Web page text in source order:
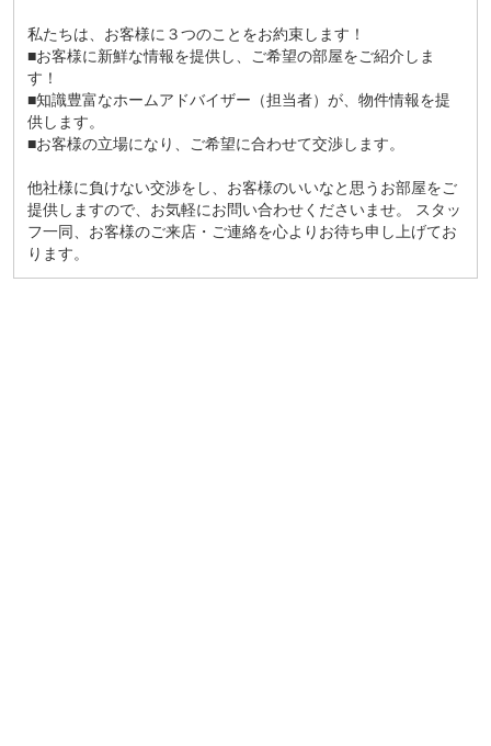
私たちは、お客様に３つのことをお約束します！
■お客様に新鮮な情報を提供し、ご希望の部屋をご紹介しま
す！
■知識豊富なホームアドバイザー（担当者）が、物件情報を提
供します。
■お客様の立場になり、ご希望に合わせて交渉します。
他社様に負けない交渉をし、お客様のいいなと思うお部屋をご
提供しますので、お気軽にお問い合わせくださいませ。 スタッ
フ一同、お客様のご来店・ご連絡を心よりお待ち申し上げてお
ります。